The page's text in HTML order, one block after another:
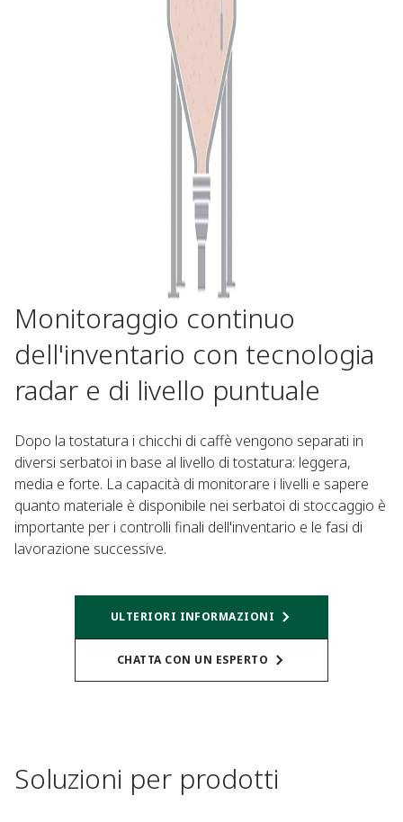
Monitoraggio continuo
dell'inventario con tecnologia
radar e di livello puntuale
Dopo la tostatura i chicchi di caffè vengono separati in
diversi serbatoi in base al livello di tostatura: leggera,
media e forte. La capacità di monitorare i livelli e sapere
quanto materiale è disponibile nei serbatoi di stoccaggio è
importante per i controlli finali dell'inventario e le fasi di
lavorazione successive.
ULTERIORI INFORMAZIONI
CHATTA CON UN ESPERTO
Soluzioni per prodotti